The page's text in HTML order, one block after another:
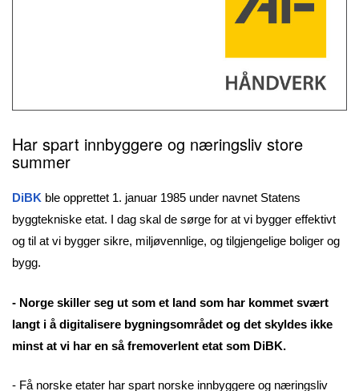
Har spart innbyggere og næringsliv store
summer
DiBK ble opprettet 1. januar 1985 under navnet Statens
byggtekniske etat. I dag skal de sørge for at vi bygger effektivt
og til at vi bygger sikre, miljøvennlige, og tilgjengelige boliger og
bygg.
- Norge skiller seg ut som et land som har kommet svært
langt i å digitalisere bygningsområdet og det skyldes ikke
minst at vi har en så fremoverlent etat som DiBK.
- Få norske etater har spart norske innbyggere og næringsliv